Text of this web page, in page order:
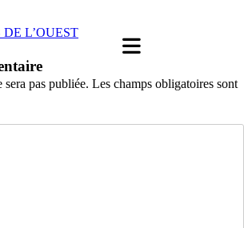
DE L’OUEST
sera pas publiée. Les champs obligatoires sont